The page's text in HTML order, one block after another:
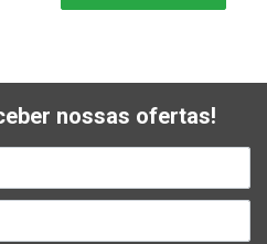
nossas ofertas!